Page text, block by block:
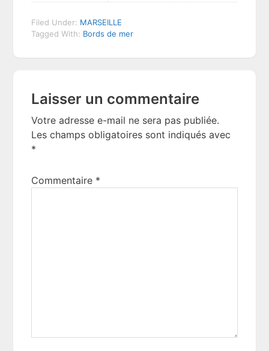
Filed Under: MARSEILLE
Tagged With: Bords de mer
Interactions
Laisser un commentaire
Votre adresse e-mail ne sera pas publiée.
Les champs obligatoires sont indiqués avec
*
Commentaire *